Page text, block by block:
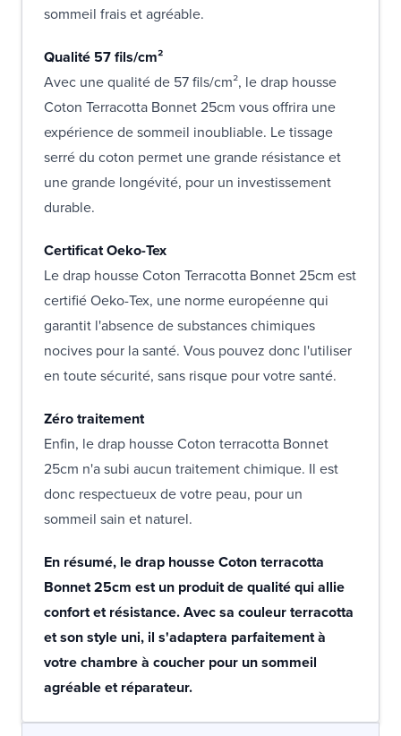
sommeil frais et agréable.
Qualité 57 fils/cm²
Avec une qualité de 57 fils/cm², le drap housse
Coton Terracotta Bonnet 25cm vous offrira une
expérience de sommeil inoubliable. Le tissage
serré du coton permet une grande résistance et
une grande longévité, pour un investissement
durable.
Certificat Oeko-Tex
Le drap housse Coton Terracotta Bonnet 25cm est
certifié Oeko-Tex, une norme européenne qui
garantit l'absence de substances chimiques
nocives pour la santé. Vous pouvez donc l'utiliser
en toute sécurité, sans risque pour votre santé.
Zéro traitement
Enfin, le drap housse Coton terracotta Bonnet
25cm n'a subi aucun traitement chimique. Il est
donc respectueux de votre peau, pour un
sommeil sain et naturel.
En résumé, le drap housse Coton terracotta
Bonnet 25cm est un produit de qualité qui allie
confort et résistance. Avec sa couleur terracotta
et son style uni, il s'adaptera parfaitement à
votre chambre à coucher pour un sommeil
agréable et réparateur.